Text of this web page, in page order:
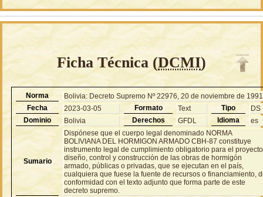
Ficha Técnica (DCMI)
Norma
Bolivia: Decreto Supremo Nº 22976, 20 de noviembre de 1991
Fecha
2023-03-05 Formato Text Tipo
DS
Dominio
Bolivia Derechos GFDL Idioma es
Sumario
Dispónese que el cuerpo legal denominado NORMA
BOLIVIANA DEL HORMIGON ARMADO CBH-87 constituye
instrumento legal de cumplimiento obligatorio para el
diseño, control y construcción de las obras de hormigón
armado, públicas o privadas, que se ejecutan en el país,
cualquiera que fuese la fuente de recursos o financiamiento,
conformidad con el texto adjunto que forma parte de este
decreto supremo.